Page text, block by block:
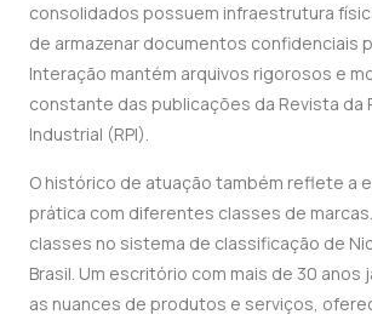
consolidados possuem infraestrutura
de armazenar documentos confidenciais
Interação mantém arquivos rigorosos e
constante das publicações da Revista da
Industrial (RPI).
O histórico de atuação também reflete a
prática com diferentes classes de
classes no sistema de classificação de
Brasil. Um escritório com mais de 30 anos
as nuances de produtos e serviços,